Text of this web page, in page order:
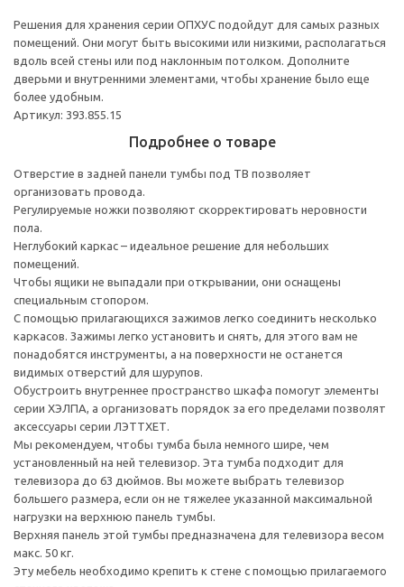
Решения для хранения серии ОПХУС подойдут для самых разных
помещений. Они могут быть высокими или низкими, располагаться
вдоль всей стены или под наклонным потолком. Дополните
дверьми и внутренними элементами, чтобы хранение было еще
более удобным.
Артикул: 393.855.15
Подробнее о товаре
Отверстие в задней панели тумбы под ТВ позволяет
организовать провода.
Регулируемые ножки позволяют скорректировать неровности
пола.
Неглубокий каркас – идеальное решение для небольших
помещений.
Чтобы ящики не выпадали при открывании, они оснащены
специальным стопором.
С помощью прилагающихся зажимов легко соединить несколько
каркасов. Зажимы легко установить и снять, для этого вам не
понадобятся инструменты, а на поверхности не останется
видимых отверстий для шурупов.
Обустроить внутреннее пространство шкафа помогут элементы
серии ХЭЛПА, а организовать порядок за его пределами позволят
аксессуары серии ЛЭТТХЕТ.
Мы рекомендуем, чтобы тумба была немного шире, чем
установленный на ней телевизор. Эта тумба подходит для
телевизора до 63 дюймов. Вы можете выбрать телевизор
большего размера, если он не тяжелее указанной максимальной
нагрузки на верхнюю панель тумбы.
Верхняя панель этой тумбы предназначена для телевизора весом
макс. 50 кг.
Эту мебель необходимо крепить к стене с помощью прилагаемого